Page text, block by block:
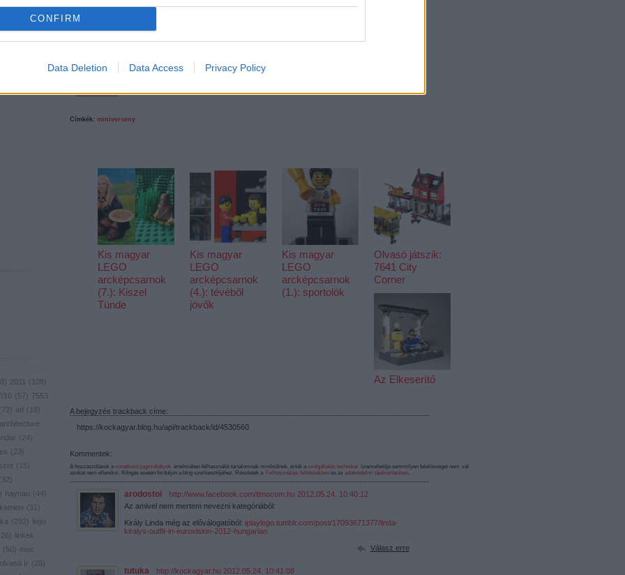
CONFIRM
Data Deletion Data Access Privacy Policy
) 2011 ( 108 )
10 ( 57) 7553
72) ad ( 18 )
architecture
( 24)
( 23)
( 15)
32)
) haynau ( 44)
kamion ( 31
)
( 292)
lego
26 )
linkek
( 50) moc
olvasó ír ( 28 )
Tetszik
14komment
Címkék: miniverseny
Kis magyar
LEGO
arcképcsarnok
(7.): Kiszel
Tünde
Kis magyar
LEGO
arcképcsarnok
(4.): tévéből
jövők
Kis magyar
LEGO
arcképcsarnok
(1.): sportolók
Olvasó játszik:
7641 City
Corner
Az Elkeserítő
A bejegyzés trackback címe:
https://kockagyar.blog.hu/api/trackback/id/4530560
Kommentek:
A hozzászólások a vonatkozó jogszabályokértelmében felhasználói tartalomnak minősülnek, értük aszolgáltatás technikai üzemeltetője semmilyen felelősséget nem vállal,
azokat nem ellenőrzi. Kifogás esetén forduljon a blog szerkesztőjéhez. Részletek a Felhasználási feltételekbenés az adatvédelmi tájékoztatóban.
arodostoi http://www.facebook.com/timocom.hu 2012.05.24. 10:40:12
Az amivel nem mertem nevezni kategóriából:
Király Linda még az előválogatóból: iplaylego.tumblr.com/post/17093671377/linda-
kiralys-outfit-in-eurovision-2012-hungarian
Válasz erre
tutuka http://kockagyar.hu 2012.05.24. 10:41:08